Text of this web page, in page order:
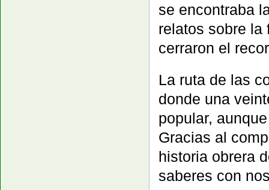
se encontraba
relatos sobre la
cerraron el
La ruta de las
donde una
popular,
Gracias al
historia obrera
saberes con